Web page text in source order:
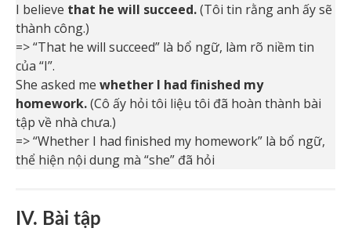
I believe that he will succeed.(Tôi tin rằng anh ấy sẽ
thành công.)
=> “That he will succeed” là bổ ngữ, làm rõ niềm tin
của “I”.
She asked me whether I had finished my
homework.(Cô ấy hỏi tôi liệu tôi đã hoàn thành bài
tập về nhà chưa.)
=> “Whether I had finished my homework” là bổ ngữ,
thể hiện nội dung mà “she” đã hỏi
IV. Bài tập